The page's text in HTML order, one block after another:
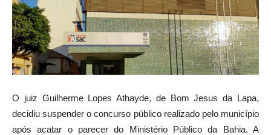
O juiz Guilherme Lopes Athayde, de Bom Jesus da Lapa,
decidiu suspender o concurso público realizado pelo município
após acatar o parecer do Ministério Público da Bahia. A